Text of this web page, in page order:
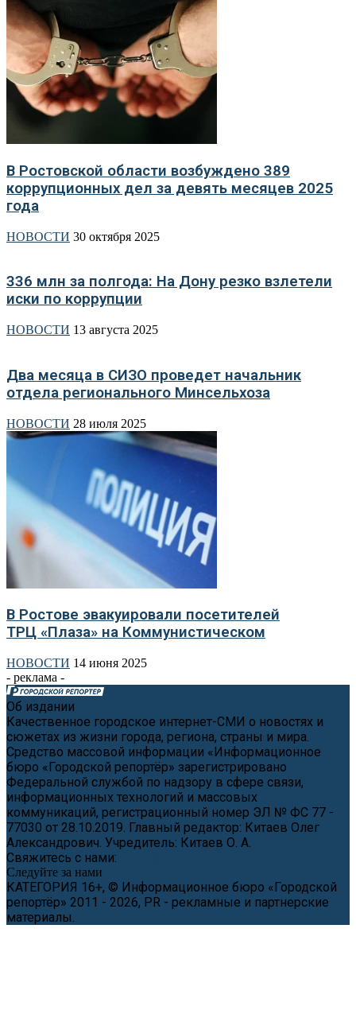
В Ростовской области возбуждено 389
коррупционных дел за девять месяцев 2025
года
НОВОСТИ 30 октября 2025
336 млн за полгода: На Дону резко взлетели
иски по коррупции
НОВОСТИ 13 августа 2025
Два месяца в СИЗО проведет начальник
отдела регионального Минсельхоза
НОВОСТИ 28 июля 2025
В Ростове эвакуировали посетителей
ТРЦ «Плаза» на Коммунистическом
НОВОСТИ 14 июня 2025
- реклама -
Об издании
Качественное городское интернет-СМИ о новостях и
сюжетах из жизни города, региона, страны и мира.
Средство массовой информации «Информационное
бюро «Городской репортёр» зарегистрировано
Федеральной службой по надзору в сфере связи,
информационных технологий и массовых
коммуникаций, регистрационный номер ЭЛ № ФС 77 -
77030 от 28.10.2019. Главный редактор: Китаев Олег
Александрович. Учредитель: Китаев О. А.
Свяжитесь с нами:
Следуйте за нами
КАТЕГОРИЯ 16+, © Информационное бюро «Городской
репортёр» 2011 - 2026, PR - рекламные и партнерские
материалы.